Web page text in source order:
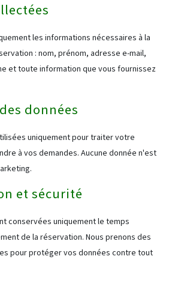
les informations nécessaires à la
: nom, prénom, adresse e-mail,
et toute information que vous fournissez
données
uniquement pour traiter votre
à vos demandes. Aucune donnée n'est
et sécurité
conservées uniquement le temps
de la réservation. Nous prenons des
pour protéger vos données contre tout